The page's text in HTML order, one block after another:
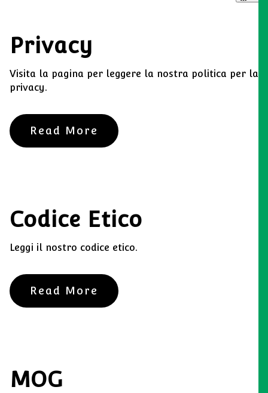
Privacy
Visita la pagina per leggere la nostra politica per la
privacy.
Read More
Codice Etico
Leggi il nostro codice etico.
Read More
MOG